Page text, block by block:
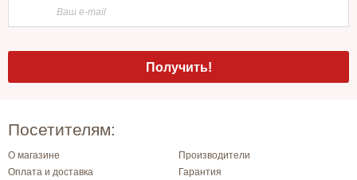
Посетителям:
О магазине
Производители
Оплата и доставка
Гарантия